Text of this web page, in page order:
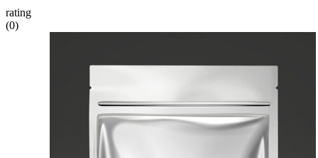
rating
(0)